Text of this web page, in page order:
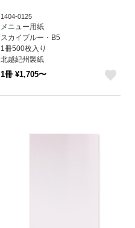
1404-0125
メニュー用紙
スカイブルー・B5
1冊500枚入り
北越紀州製紙
Newファインカラー
1冊 ¥1,705〜